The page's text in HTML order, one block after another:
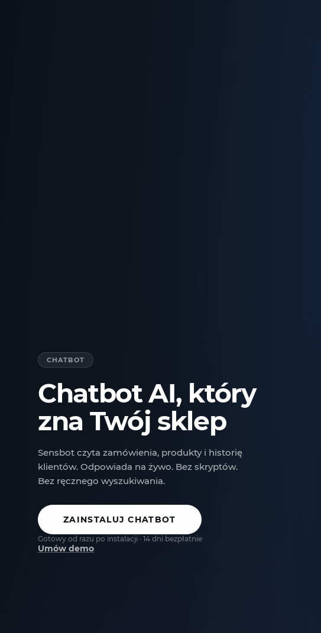
CHATBOT
Chatbot AI, który
zna Twój sklep
Sensbot czyta zamówienia, produkty i historię
klientów. Odpowiada na żywo. Bez skryptów.
Bez ręcznego wyszukiwania.
ZAINSTALUJ CHATBOT
Gotowy od razu po instalacji · 14 dni bezpłatnie
Umów demo